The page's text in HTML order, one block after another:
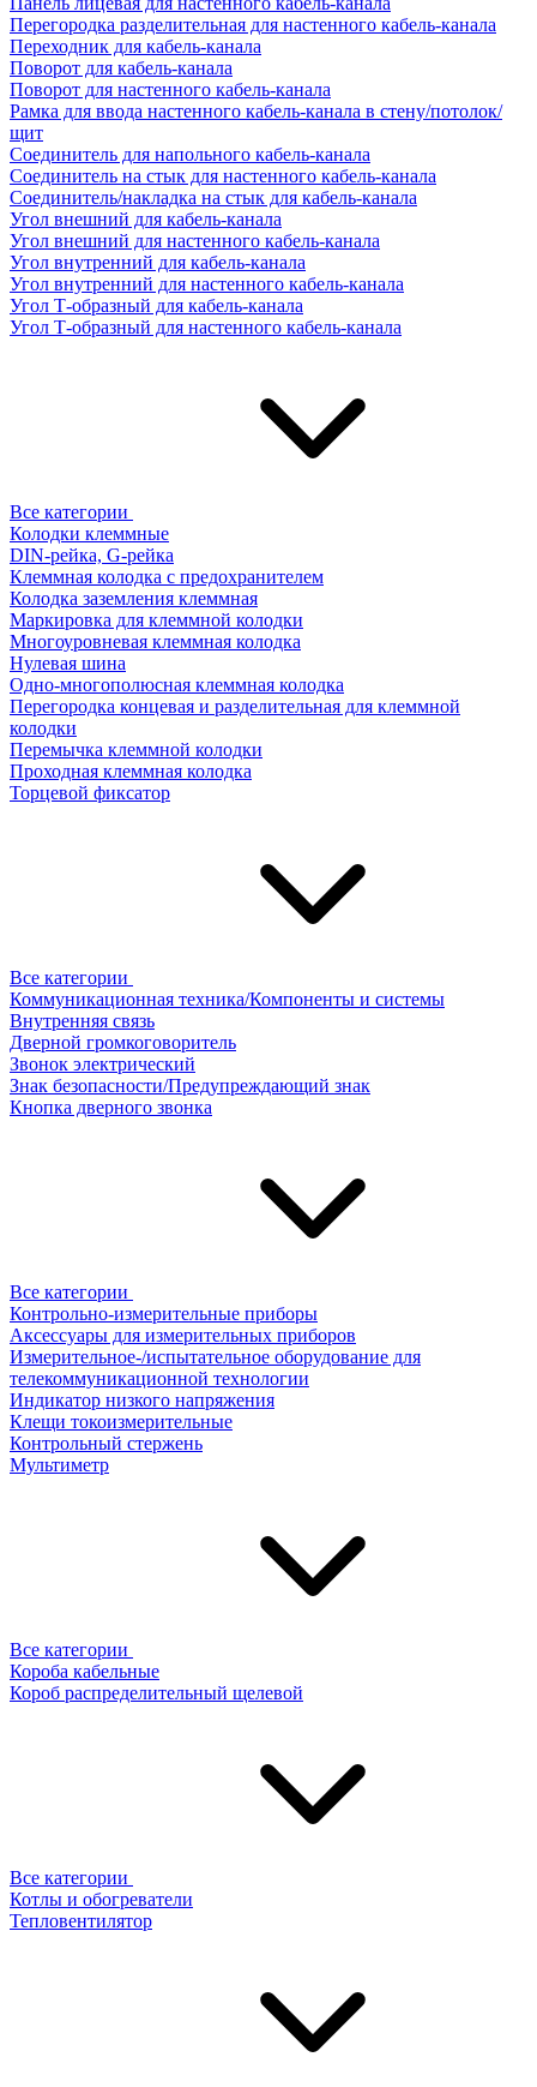
Перегородка разделительная для настенного кабель-канала
Переходник для кабель-канала
Поворот для кабель-канала
Поворот для настенного кабель-канала
Рамка для ввода настенного кабель-канала в стену/потолок/
щит
Соединитель для напольного кабель-канала
Соединитель на стык для настенного кабель-канала
Соединитель/накладка на стык для кабель-канала
Угол внешний для кабель-канала
Угол внешний для настенного кабель-канала
Угол внутренний для кабель-канала
Угол внутренний для настенного кабель-канала
Угол Т-образный для кабель-канала
Угол Т-образный для настенного кабель-канала
Все категории
Колодки клеммные
DIN-рейка, G-рейка
Клеммная колодка с предохранителем
Колодка заземления клеммная
Маркировка для клеммной колодки
Многоуровневая клеммная колодка
Нулевая шина
Одно-многополюсная клеммная колодка
Перегородка концевая и разделительная для клеммной
колодки
Перемычка клеммной колодки
Проходная клеммная колодка
Торцевой фиксатор
Все категории
Коммуникационная техника/Компоненты и системы
Внутренняя связь
Дверной громкоговоритель
Звонок электрический
Знак безопасности/Предупреждающий знак
Кнопка дверного звонка
Все категории
Контрольно-измерительные приборы
Аксессуары для измерительных приборов
Измерительное-/испытательное оборудование для
телекоммуникационной технологии
Индикатор низкого напряжения
Клещи токоизмерительные
Контрольный стержень
Мультиметр
Все категории
Короба кабельные
Короб распределительный щелевой
Все категории
Котлы и обогреватели
Тепловентилятор